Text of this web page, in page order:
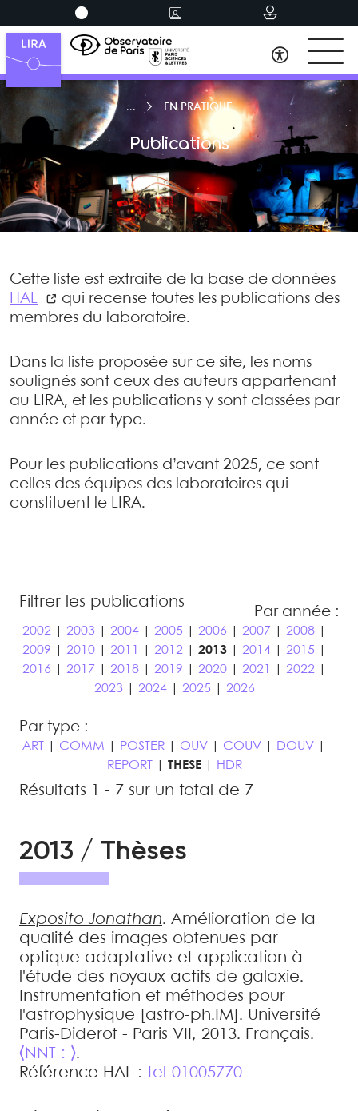
EN PRATIQUE
Publications
Cette liste est extraite de la base de données
HAL
qui recense toutes les publications des
membres du laboratoire.
Dans la liste proposée sur ce site, les noms
soulignés sont ceux des auteurs appartenant
au LIRA, et les publications y sont classées par
année et par type.
Pour les publications d’avant 2025, ce sont
celles des équipes des laboratoires qui
constituent le LIRA.
Filtrer les publications
Par année :
2002| 2003| 2004| 2005| 2006 2007 2008|
2009
2010| 2011 2012| 2013| 2014| 2015|
2016
2017 2018| 2019 2020| 2021 2022|
2023| 2024| 2025| 2026
Par type :
ART COMM POSTER OUV COUV DOUV
REPORT
THESE| HDR
Résultats 1 - 7 sur un total de 7
2013 / Thèses
Exposito Jonathan. Amélioration de la
qualité des images obtenues par
optique adaptative et application à
l'étude des noyaux actifs de galaxie.
Instrumentation et méthodes pour
l'astrophysique [astro-ph.IM]. Université
Paris-Diderot - Paris VII, 2013. Français.
⟨NNT : ⟩.
Référence HAL : tel-01005770